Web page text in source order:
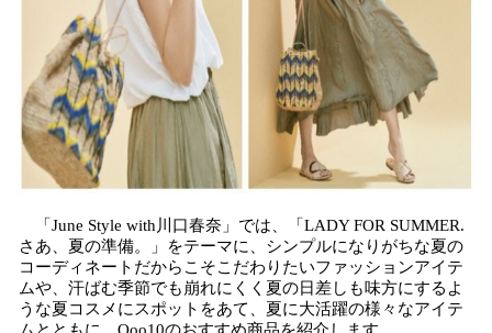
「June Style with川口春奈」では、「LADY FOR SUMMER.
さあ、夏の準備。」をテーマに、シンプルになりがちな夏の
コーディネートだからこそこだわりたいファッションアイテ
ムや、汗ばむ季節でも崩れにくく夏の日差しも味方にするよ
うな夏コスメにスポットをあて、夏に大活躍の様々なアイテ